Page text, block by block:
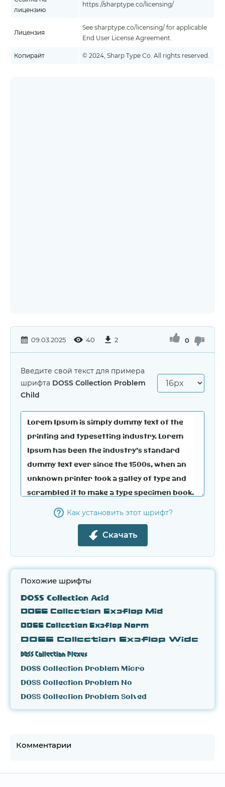
лицензию
https://sharptype.co/licensing/
Лицензия
See sharptype.co/licensing/ for applicable
End User License Agreement.
Копирайт © 2024, Sharp Type Co. All rights reserved.
09.03.2025 40 2 0
Введите свой текст для примера
шрифта DOSS Collection Problem
Child
Как установить этот шрифт?
Скачать
Похожие шрифты
DOSS Collection Acid
DOSS Collection Exaflop Mid
DOSS Collection Exaflop Norm
DOSS Collection Exaflop Wide
DOSS Collection Plexus
DOSS Collection Problem Micro
DOSS Collection Problem No
DOSS Collection Problem Solved
Комментарии